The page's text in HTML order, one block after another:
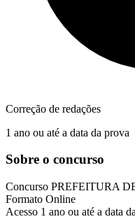
Correção de redações
1 ano ou até a data da prova
Sobre o concurso
Concurso PREFEITURA
Formato Online
Acesso 1 ano ou até a data